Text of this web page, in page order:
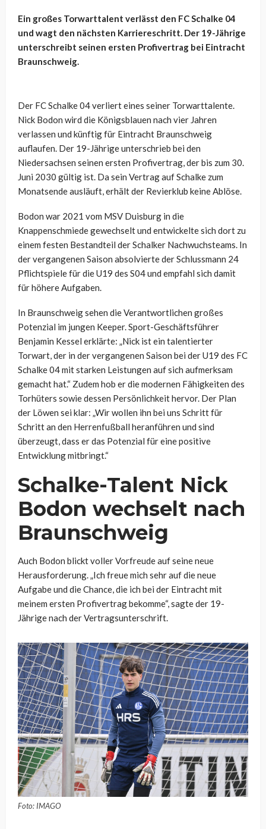
Ein großes Torwarttalent verlässt den FC Schalke 04
und wagt den nächsten Karriereschritt. Der 19-Jährige
unterschreibt seinen ersten Profivertrag bei Eintracht
Braunschweig.
Der FC Schalke 04 verliert eines seiner Torwarttalente.
Nick Bodon wird die Königsblauen nach vier Jahren
verlassen und künftig für Eintracht Braunschweig
auflaufen. Der 19-Jährige unterschrieb bei den
Niedersachsen seinen ersten Profivertrag, der bis zum 30.
Juni 2030 gültig ist. Da sein Vertrag auf Schalke zum
Monatsende ausläuft, erhält der Revierklub keine Ablöse.
Bodon war 2021 vom MSV Duisburg in die
Knappenschmiede gewechselt und entwickelte sich dort zu
einem festen Bestandteil der Schalker Nachwuchsteams. In
der vergangenen Saison absolvierte der Schlussmann 24
Pflichtspiele für die U19 des S04 und empfahl sich damit
für höhere Aufgaben.
In Braunschweig sehen die Verantwortlichen großes
Potenzial im jungen Keeper. Sport-Geschäftsführer
Benjamin Kessel erklärte: „Nick ist ein talentierter
Torwart, der in der vergangenen Saison bei der U19 des FC
Schalke 04 mit starken Leistungen auf sich aufmerksam
gemacht hat.“ Zudem hob er die modernen Fähigkeiten des
Torhüters sowie dessen Persönlichkeit hervor. Der Plan
der Löwen sei klar: „Wir wollen ihn bei uns Schritt für
Schritt an den Herrenfußball heranführen und sind
überzeugt, dass er das Potenzial für eine positive
Entwicklung mitbringt.“
Schalke-Talent Nick
Bodon wechselt nach
Braunschweig
Auch Bodon blickt voller Vorfreude auf seine neue
Herausforderung. „Ich freue mich sehr auf die neue
Aufgabe und die Chance, die ich bei der Eintracht mit
meinem ersten Profivertrag bekomme“, sagte der 19-
Jährige nach der Vertragsunterschrift.
Foto: IMAGO